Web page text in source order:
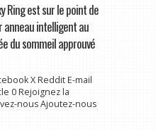
Ring est sur le point de
anneau intelligent au
du sommeil approuvé
X Reddit E-mail
0 Rejoignez la
nous Ajoutez-nous